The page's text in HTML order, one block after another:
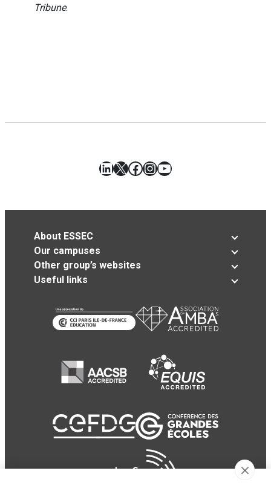
Tribune.
LinkedIn
X Facebook
Instagram
YouTube
About ESSEC
Our campuses
Other group’s websites
Useful links